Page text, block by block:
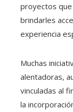
proyectos que
brindarles
experiencia
Muchas
alentadoras,
vinculadas al
la